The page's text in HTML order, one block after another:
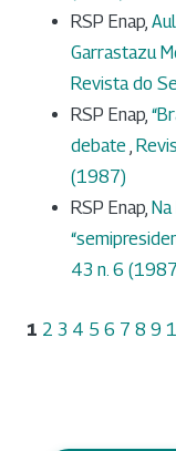
RSP Enap,
Garrastazu
Revista do
RSP Enap,
debate ,
(1987)
RSP Enap,
43 n. 6
1 2 3 4 5 6 7 8 9